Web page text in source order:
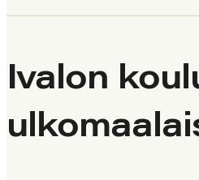
Ivalon